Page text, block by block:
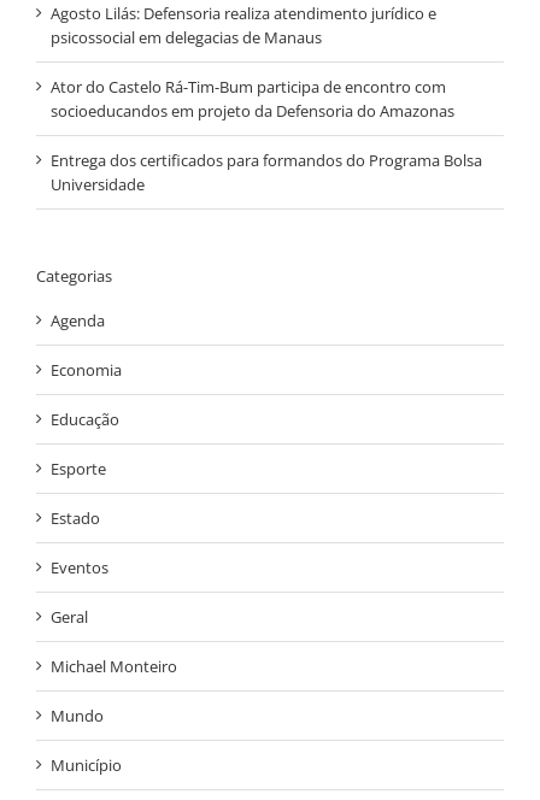
Agosto Lilás: Defensoria realiza atendimento jurídico e
psicossocial em delegacias de Manaus
Ator do Castelo Rá-Tim-Bum participa de encontro com
socioeducandos em projeto da Defensoria do Amazonas
Entrega dos certificados para formandos do Programa Bolsa
Universidade
Categorias
Agenda
Economia
Educação
Esporte
Estado
Eventos
Geral
Michael Monteiro
Mundo
Município